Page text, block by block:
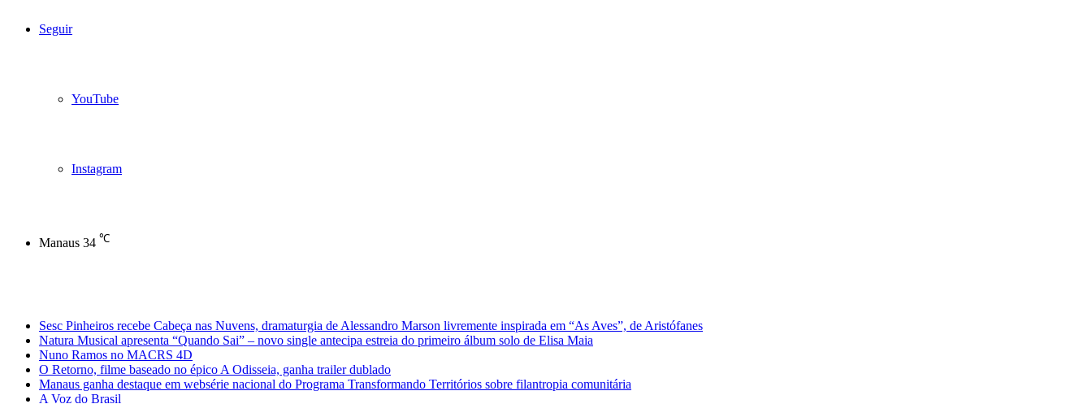
Seguir
YouTube
Instagram
Manaus 34 ℃
Sesc Pinheiros recebe Cabeça nas Nuvens, dramaturgia de Alessandro Marson livremente inspirada em “As Aves”, de Aristófanes
Natura Musical apresenta “Quando Sai” – novo single antecipa estreia do primeiro álbum solo de Elisa Maia
Nuno Ramos no MACRS 4D
O Retorno, filme baseado no épico A Odisseia, ganha trailer dublado
Manaus ganha destaque em websérie nacional do Programa Transformando Territórios sobre filantropia comunitária
A Voz do Brasil